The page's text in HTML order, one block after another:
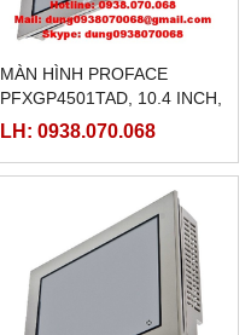
MÀN HÌNH PROFACE
PFXGP4501TAD, 10.4 INCH,
LOẠI AC
LH: 0938.070.068